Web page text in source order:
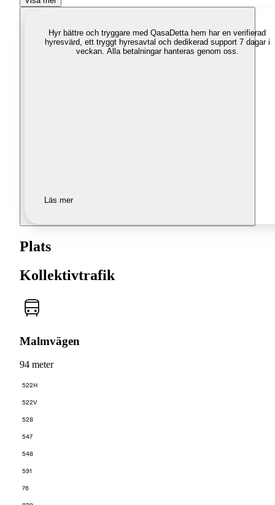
Hyr bättre och tryggare med QasaDetta hem har en verifierad
hyresvärd, ett tryggt hyresavtal och dedikerad support 7 dagar i
veckan. Alla betalningar hanteras genom oss.
Läs mer
Plats
Kollektivtrafik
Malmvägen
94 meter
522H
522V
528
547
548
591
76